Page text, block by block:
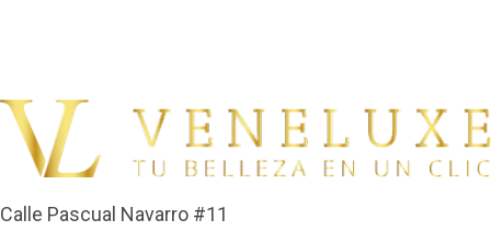
Calle Pascual Navarro #11